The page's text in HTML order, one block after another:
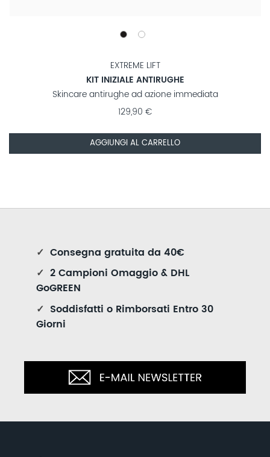
EXTREME LIFT
KIT INIZIALE ANTIRUGHE
Skincare antirughe ad azione immediata
129,90 €
AGGIUNGI AL CARRELLO
✓ Consegna gratuita da 40€
✓ 2 Campioni Omaggio & DHL
GoGREEN
✓ Soddisfatti o Rimborsati Entro 30
Giorni